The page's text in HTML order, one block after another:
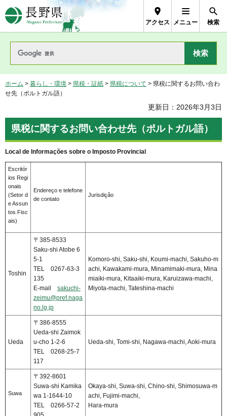
長野県Nagano Prefecture
アクセス メニュー 検索
ホーム > 暮らし・環境 > 県税・証紙 > 県税について > 県税に関するお問い合わ
せ先（ポルトガル語）
更新日：2026年3月3日
県税に関するお問い合わせ先（ポルトガル語）
Local de Informações sobre o Imposto Provincial
Escritór
ios Regi
onais
(Setor d
e Assun
tos Fisc
ais)
Endereço e telefone
de contato
Jurisdição
Toshin
〒385-8533
Saku-shi Atobe 6
5-1
TEL 0267-63-3
135
E-mail sakuchi-
zeimu@pref.naga
no.lg.jp
Komoro-shi, Saku-shi, Koumi-machi, Sakuho-m
achi, Kawakami-mura, Minamimaki-mura, Mina
miaiki-mura, Kitaaiki-mura, Karuizawa-machi,
Miyota-machi, Tateshina-machi
Ueda
〒386-8555
Ueda-shi Zaimok
u-cho 1-2-6
TEL 0268-25-7
117
Ueda-shi, Tomi-shi, Nagawa-machi, Aoki-mura
Suwa
〒392-8601
Suwa-shi Kamika
wa 1-1644-10
TEL 0266-57-2
Okaya-shi, Suwa-shi, Chino-shi, Shimosuwa-m
achi, Fujimi-machi,
Hara-mura